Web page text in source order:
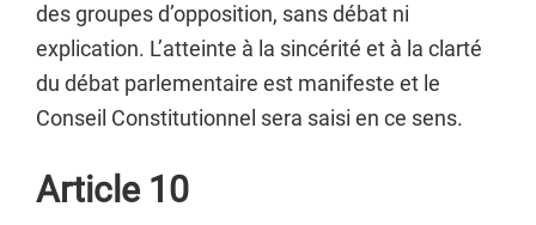
des groupes d’opposition, sans débat ni
explication. L’atteinte à la sincérité et à la clarté
du débat parlementaire est manifeste et le
Conseil Constitutionnel sera saisi en ce sens.
Article 10